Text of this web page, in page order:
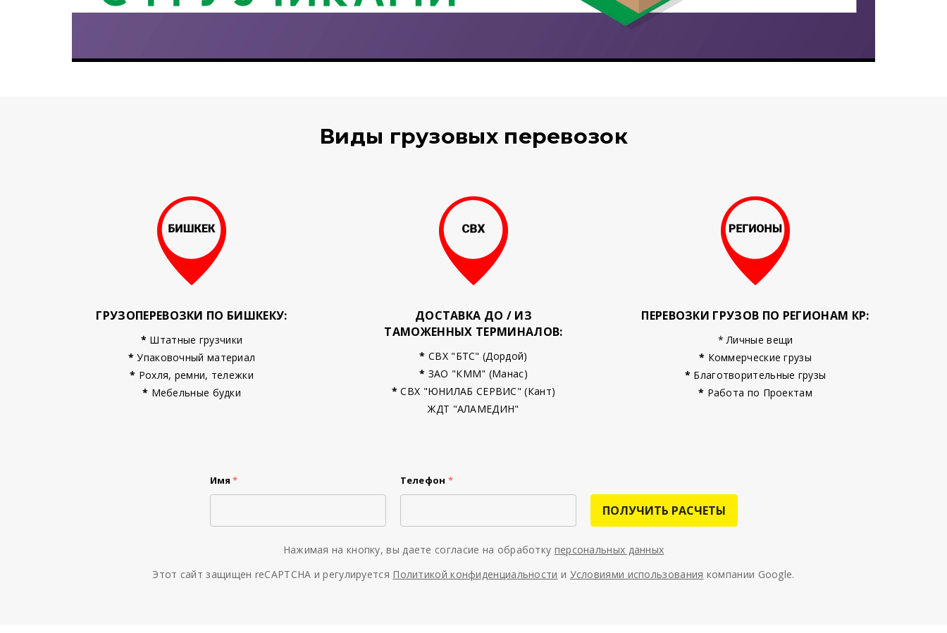
Виды грузовых перевозок
ГРУЗОПЕРЕВОЗКИ ПО БИШКЕКУ:
* Штатные грузчики
* Упаковочный материал
* Рохля, ремни, тележки
* Мебельные будки
ДОСТАВКА ДО / ИЗ
ТАМОЖЕННЫХ ТЕРМИНАЛОВ:
* СВХ "БТС" (Дордой)
* ЗАО "КММ" (Манас)
* СВХ "ЮНИЛАБ СЕРВИС" (Кант)
ЖДТ "АЛАМЕДИН"
ПЕРЕВОЗКИ ГРУЗОВ ПО РЕГИОНАМ КР:
* Личные вещи
* Коммерческие грузы
* Благотворительные грузы
* Работа по Проектам
Имя * Телефон *
ПОЛУЧИТЬ РАСЧЕТЫ
Нажимая на кнопку, вы даете согласие на обработку персональных данных
Этот сайт защищен reCAPTCHA и регулируется Политикой конфиденциальности и Условиями использования компании Google.